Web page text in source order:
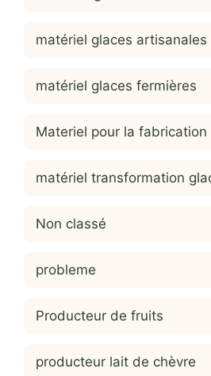
matériel glaces artisanales
matériel glaces fermières
Materiel pour la fabrication
matériel transformation
Non classé
probleme
Producteur de fruits
producteur lait de chèvre